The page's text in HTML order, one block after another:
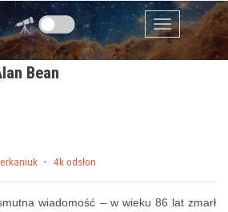
Menu
Bean
4k odsłon
wiadomość – w wieku 86 lat zmarł